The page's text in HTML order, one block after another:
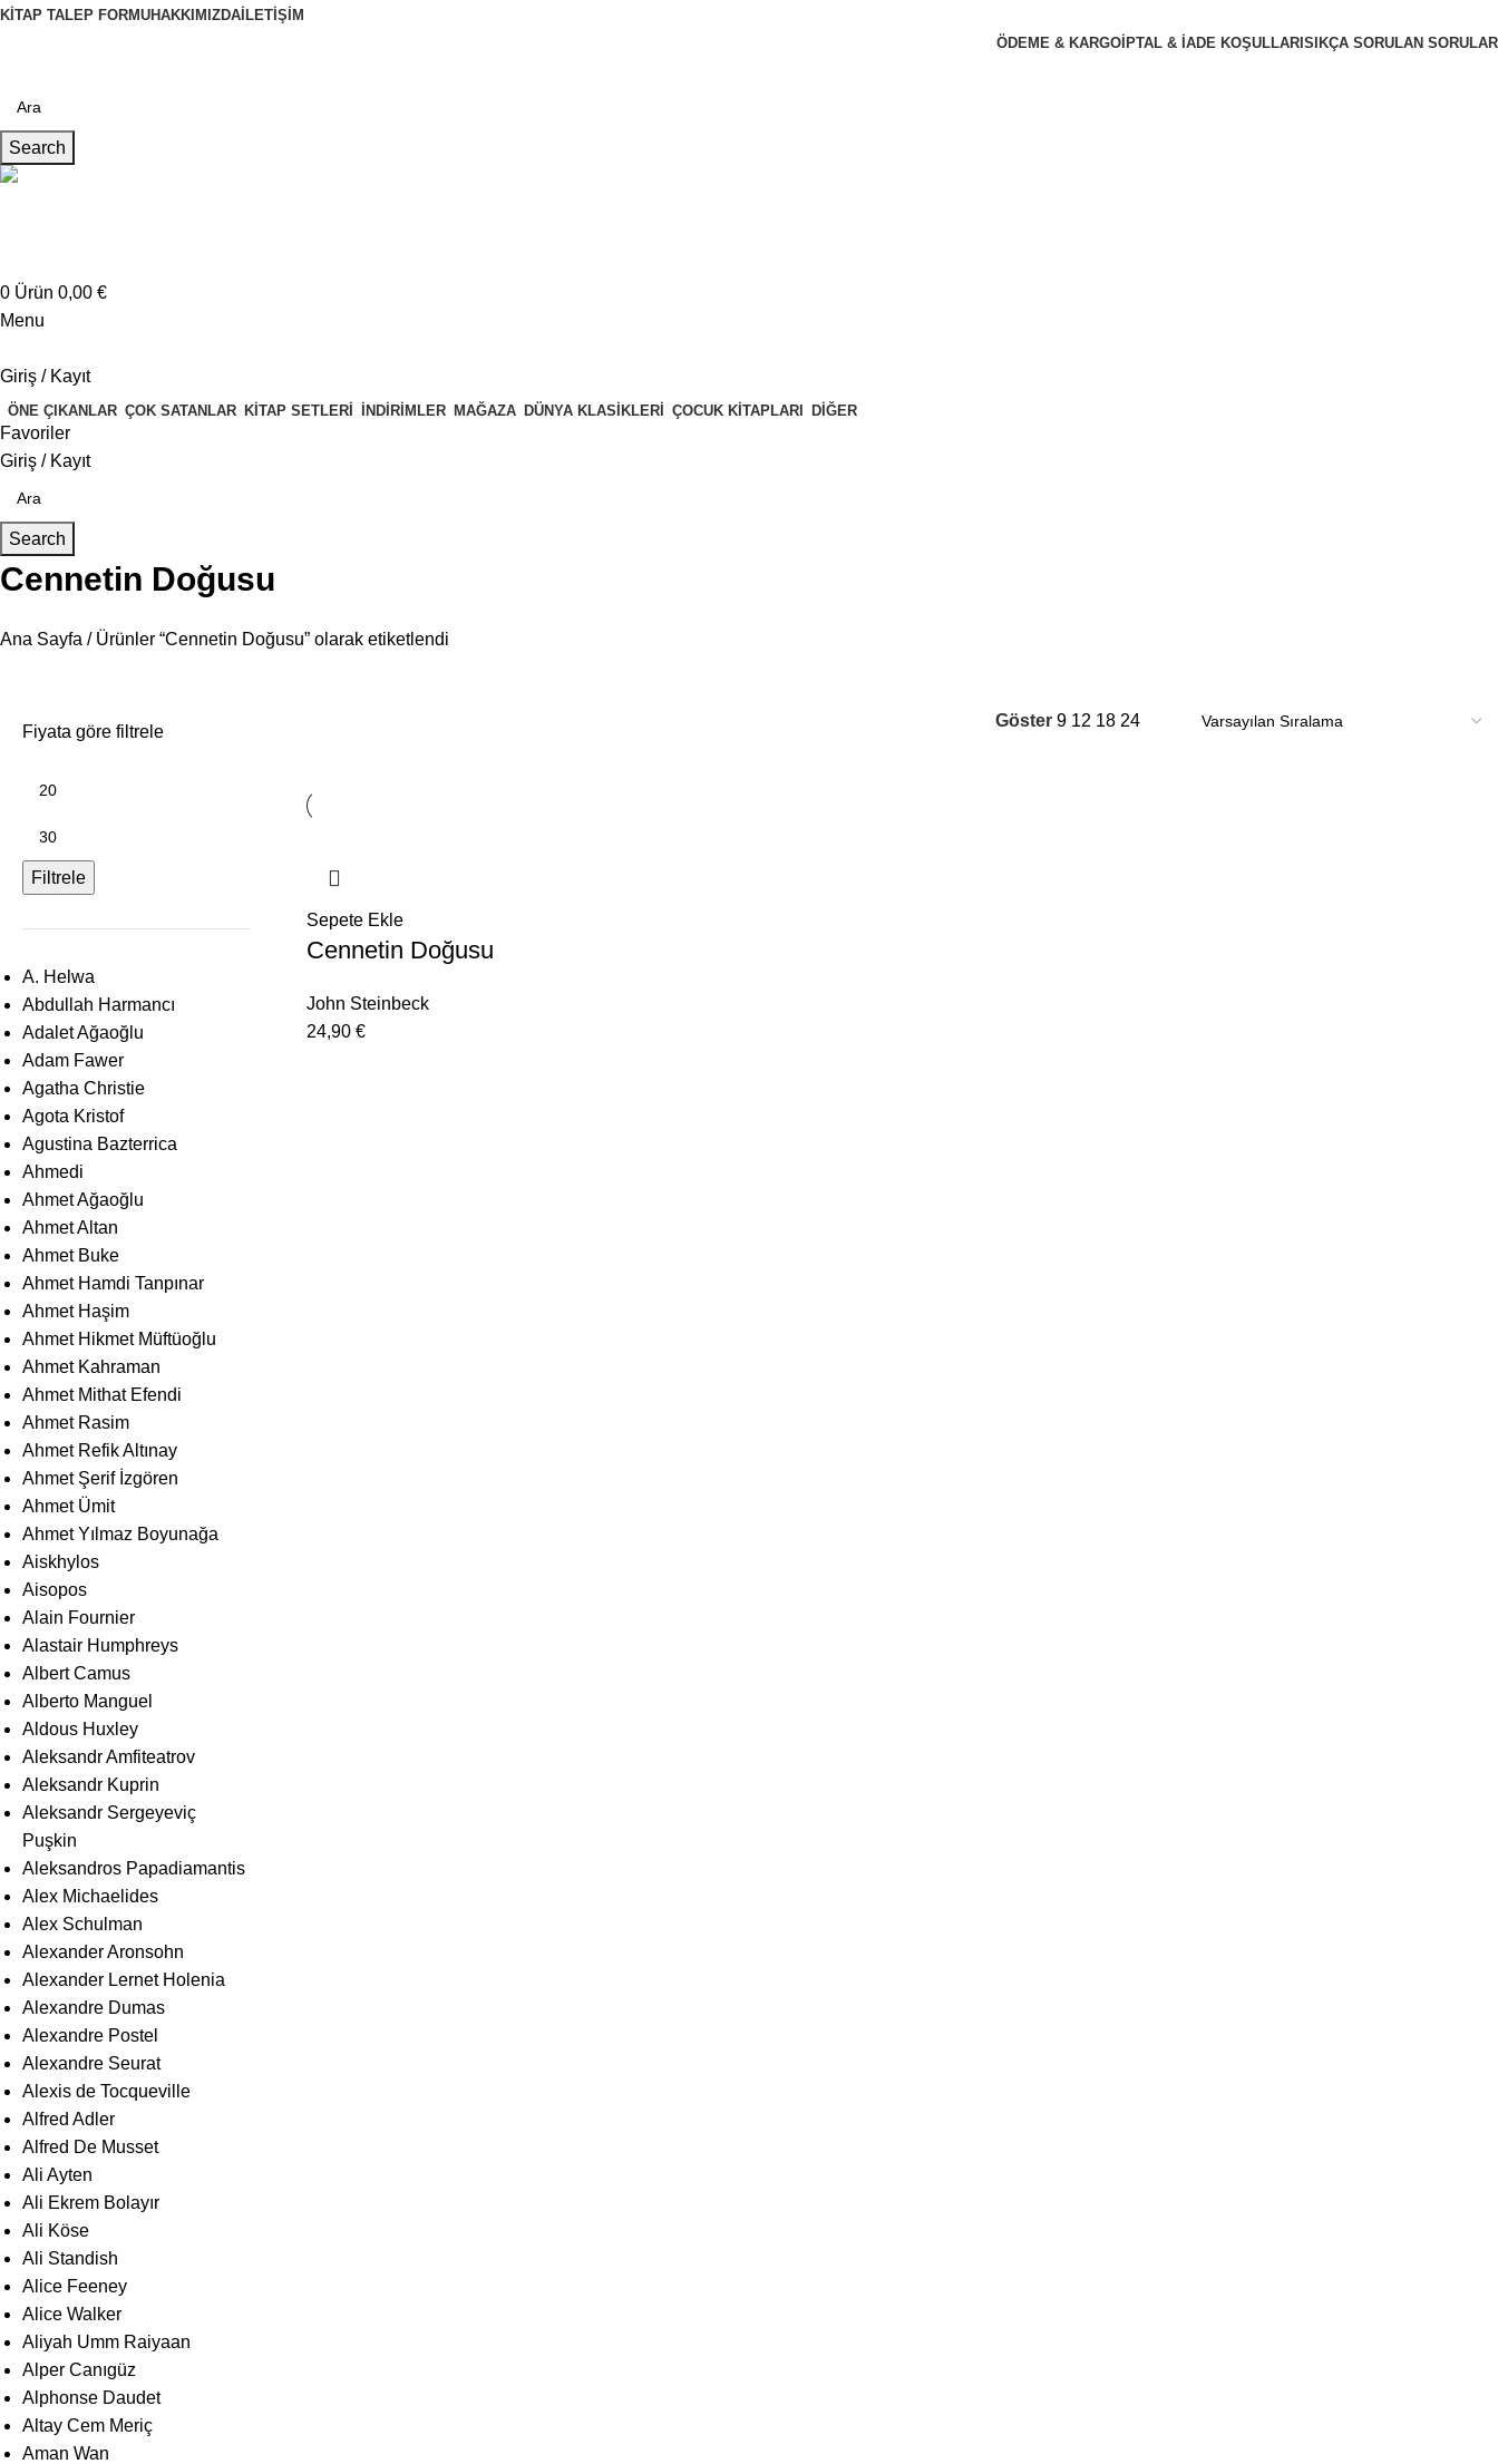
KITAP TALEP FORMUHAKKIMIZDA İLETIŞIM
ÖDEME & KARGO İPTAL & İADE KOŞULLARI SIKÇA SORULAN SORULAR
Search
0 Ürün 0,00 €
Menu
Giriş / Kayıt
ÖNE ÇIKANLAR ÇOK SATANLAR KITAP SETLERI İNDIRIMLER MAĞAZA DÜNYA KLASIKLERI ÇOCUK KITAPLARI DIĞER
Favoriler
Giriş / Kayıt
Search
Cennetin Doğusu
Ana Sayfa Ürünler “Cennetin Doğusu” olarak etiketlendi
Fiyata göre filtrele
Filtrele
A. Helwa
Abdullah Harmancı
Adalet Ağaoğlu
Adam Fawer
Agatha Christie
Agota Kristof
Agustina Bazterrica
Ahmedi
Ahmet Ağaoğlu
Ahmet Altan
Ahmet Buke
Ahmet Hamdi Tanpınar
Ahmet Haşim
Ahmet Hikmet Müftüoğlu
Ahmet Kahraman
Ahmet Mithat Efendi
Ahmet Rasim
Ahmet Refik Altınay
Ahmet Şerif İzgören
Ahmet Ümit
Ahmet Yılmaz Boyunağa
Aiskhylos
Aisopos
Alain Fournier
Alastair Humphreys
Albert Camus
Alberto Manguel
Aldous Huxley
Aleksandr Amfiteatrov
Aleksandr Kuprin
Aleksandr Sergeyeviç
Puşkin
Aleksandros Papadiamantis
Alex Michaelides
Alex Schulman
Alexander Aronsohn
Alexander Lernet Holenia
Alexandre Dumas
Alexandre Postel
Alexandre Seurat
Alexis de Tocqueville
Alfred Adler
Alfred De Musset
Ali Ayten
Ali Ekrem Bolayır
Ali Köse
Ali Standish
Alice Feeney
Alice Walker
Aliyah Umm Raiyaan
Alper Canıgüz
Alphonse Daudet
Altay Cem Meriç
Aman Wan
Göster 9 12 18 24
Sepete Ekle
Cennetin Doğusu
John Steinbeck
24,90 €